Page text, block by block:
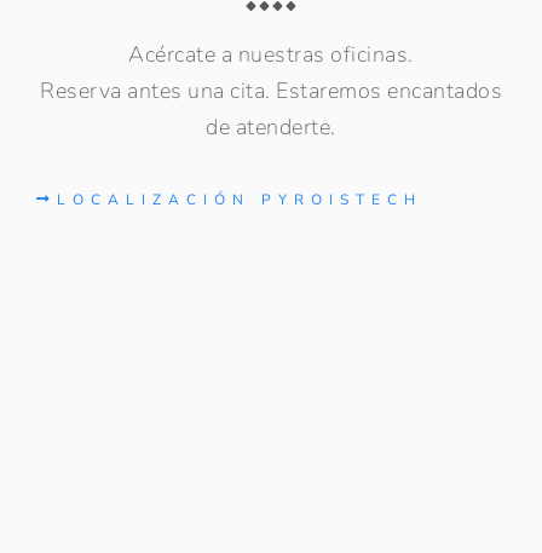
Acércate a nuestras oficinas.
Reserva antes una cita. Estaremos encantados
de atenderte.
LOCALIZACIÓN PYROISTECH